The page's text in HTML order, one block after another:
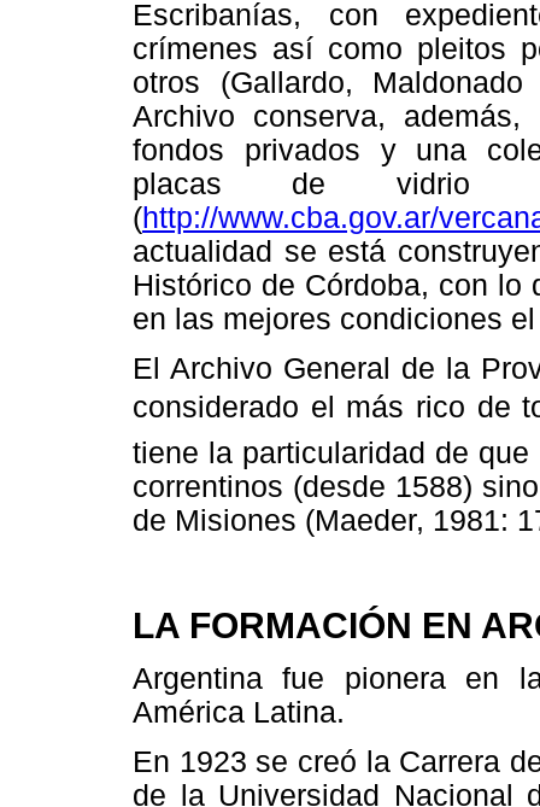
Escribanías, con
crímenes así como pleitos
otros (Gallardo,
Archivo conserva,
fondos privados y una
placas de vidrio
(http://www.cba.gov.ar/
actualidad se está
Histórico de Córdoba, con lo
en las mejores condiciones
El Archivo General de la
considerado el más rico de
tiene la particularidad de
correntinos (desde 1588)
de Misiones (Maeder, 1981:
LA FORMACIÓN EN
Argentina fue pionera en
América Latina.
En 1923 se creó la Carrera
de la Universidad Nacional